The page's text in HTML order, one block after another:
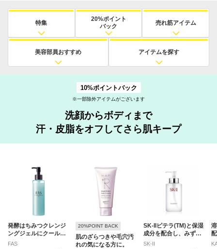
特集
20%ポイント
バック
売れ筋アイテム
美容部員おすすめ アイテムを探す
10%ポイントバック
※一部除外アイテムがございます
洗顔からボディまで
汗・皮脂をオフしてさら肌キープ
発酵はちみつクレンジ
ングジェルにクールタ
イプが限定登場
FAS
20%POINT BACK
肌のざらつきや毛穴汚
れの気になる方に。
SK-IIピテラ(TM)と保湿
成分を配合し、みずみ
ずしいクリアな素肌に
SK-II